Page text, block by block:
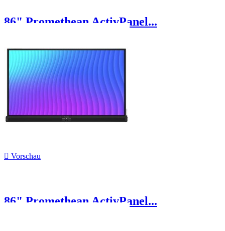
86" Promethean ActivPanel...
 Vorschau
86" Promethean ActivPanel...